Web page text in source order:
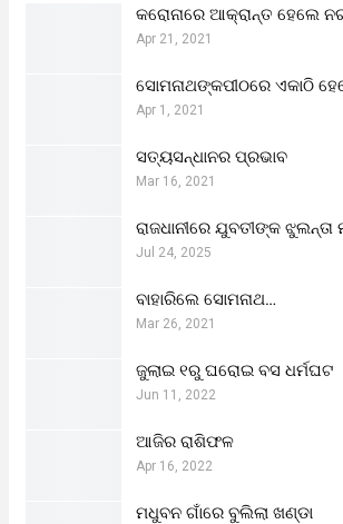
କରୋନାରେ ଆକ୍ରାନ୍ତ ହେଲେ
Apr 21, 2021
ସୋମନାଥଙ୍କପୀଠରେ ଏକାଠି
Apr 1, 2021
ସତ୍ୟସନ୍ଧାନର ପ୍ରଭାବ
Mar 16, 2021
ରାଜଧାନୀରେ ଯୁବତୀଙ୍କ
Jul 24, 2025
ବାହାରିଲେ ସୋମନାଥ…
Mar 26, 2021
ଜୁଲାଇ ୧ରୁ ଘରୋଇ ବସ ଧର୍ମଘଟ
Jun 11, 2022
ଆଜିର ରାଶିଫଳ
Apr 16, 2022
ମଧୁବନ ଗାଁରେ ବୁଲିଲା ଖଣ୍ଡା